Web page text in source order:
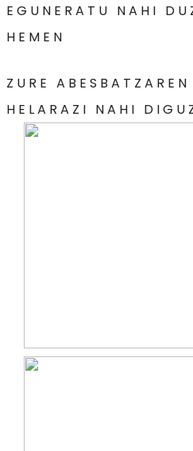
EGUNERATU NAHI
HEMEN
ZURE
HELARAZI NAHI